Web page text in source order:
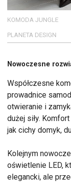
KOMODA JUNGLE
PLANETA DESIGN
Nowoczesne
Współczesne
prowadnice
otwieranie i
dużej siły.
jak cichy domyk,
Kolejnym
oświetlenie LED,
elegancki, ale